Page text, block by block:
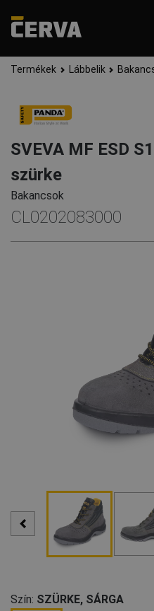
Termékek Lábbelik
SVEVA MF ESD
szürke
Bakancsok
CL0202083000
Szín: SZÜRKE, SÁRGA